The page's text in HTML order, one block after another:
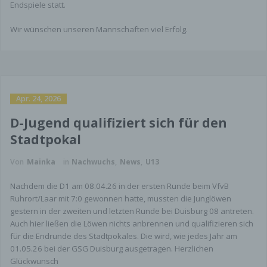
Endspiele statt.
Wir wünschen unseren Mannschaften viel Erfolg.
Apr. 24, 2026
D-Jugend qualifiziert sich für den
Stadtpokal
Von Mainka in Nachwuchs, News, U13
Nachdem die D1 am 08.04.26 in der ersten Runde beim VfvB
Ruhrort/Laar mit 7:0 gewonnen hatte, mussten die Junglöwen
gestern in der zweiten und letzten Runde bei Duisburg 08 antreten.
Auch hier ließen die Löwen nichts anbrennen und qualifizieren sich
für die Endrunde des Stadtpokales. Die wird, wie jedes Jahr am
01.05.26 bei der GSG Duisburg ausgetragen. Herzlichen
Glückwunsch